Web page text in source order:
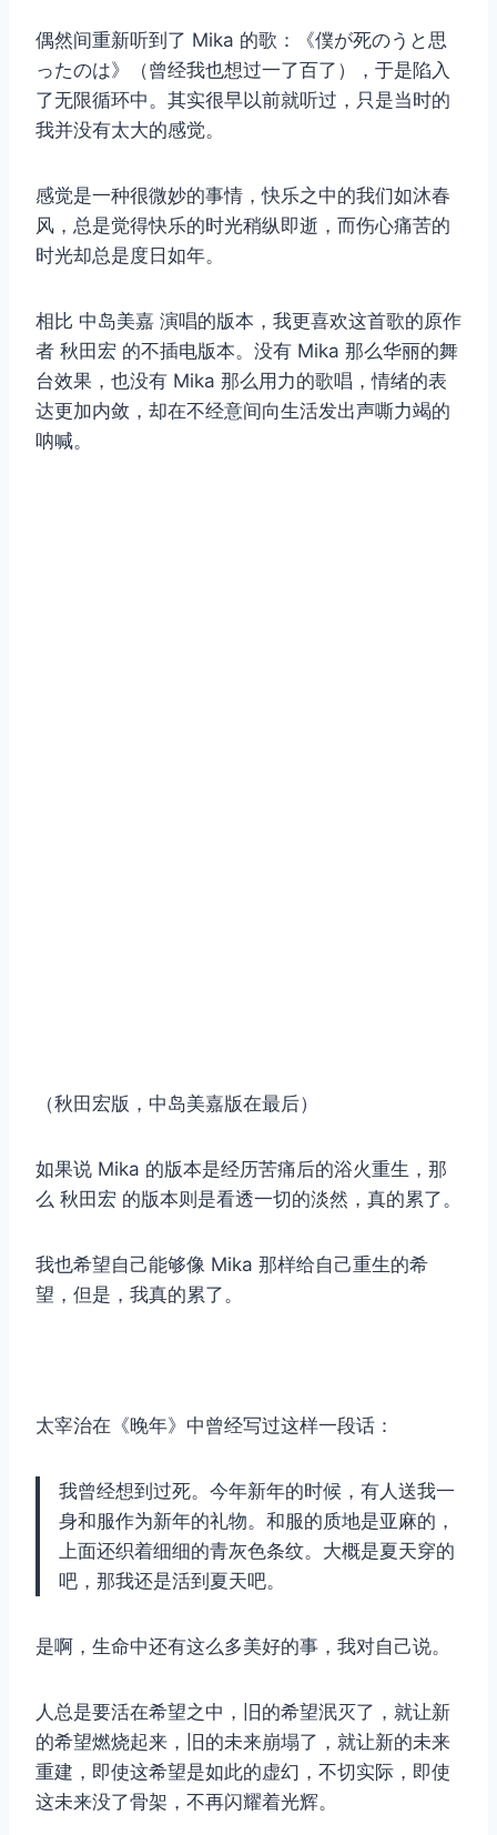
偶然间重新听到了 Mika 的歌：《僕が死のうと思
ったのは》（曾经我也想过一了百了），于是陷入
了无限循环中。其实很早以前就听过，只是当时的
我并没有太大的感觉。
感觉是一种很微妙的事情，快乐之中的我们如沐春
风，总是觉得快乐的时光稍纵即逝，而伤心痛苦的
时光却总是度日如年。
相比 中岛美嘉 演唱的版本，我更喜欢这首歌的原作
者 秋田宏 的不插电版本。没有 Mika 那么华丽的舞
台效果，也没有 Mika 那么用力的歌唱，情绪的表
达更加内敛，却在不经意间向生活发出声嘶力竭的
呐喊。
（秋田宏版，中岛美嘉版在最后）
如果说 Mika 的版本是经历苦痛后的浴火重生，那
么 秋田宏 的版本则是看透一切的淡然，真的累了。
我也希望自己能够像 Mika 那样给自己重生的希
望，但是，我真的累了。
太宰治在《晚年》中曾经写过这样一段话：
我曾经想到过死。今年新年的时候，有人送我一
身和服作为新年的礼物。和服的质地是亚麻的，
上面还织着细细的青灰色条纹。大概是夏天穿的
吧，那我还是活到夏天吧。
是啊，生命中还有这么多美好的事，我对自己说。
人总是要活在希望之中，旧的希望泯灭了，就让新
的希望燃烧起来，旧的未来崩塌了，就让新的未来
重建，即使这希望是如此的虚幻，不切实际，即使
这未来没了骨架，不再闪耀着光辉。
取消 搜索